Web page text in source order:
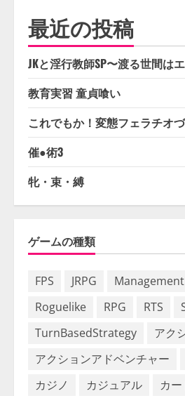
最近の投稿
JKと淫行教師SP〜渡る世間は
教育実習 童貞喰い
これでもか！変態フェラチオ
催●術3
牝・束・縛
ゲームの種類
FPS JRPG Management
Roguelike
RPG RTS
TurnBasedStrategy
アク
アクションアドベンチャー
カジノ
カジュアル
カー